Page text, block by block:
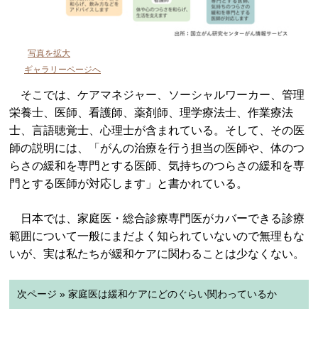
写真を拡大
ギャラリーページへ
そこでは、ケアマネジャー、ソーシャルワーカー、管理
栄養士、医師、看護師、薬剤師、理学療法士、作業療法
士、言語聴覚士、心理士が含まれている。そして、その医
師の説明には、「がんの治療を行う担当の医師や、体のつ
らさの緩和を専門とする医師、気持ちのつらさの緩和を専
門とする医師が対応します」と書かれている。
日本では、家庭医・総合診療専門医がカバーできる診療
範囲について一般にまだよく知られていないので無理もな
いが、実は私たちが緩和ケアに関わることは少なくない。
次ページ » 家庭医は緩和ケアにどのぐらい関わっているか